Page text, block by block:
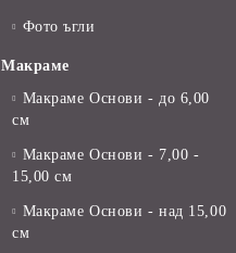
Фото ъгли
Макраме
Макраме Основи - до 6,00
см
Макраме Основи - 7,00 -
15,00 см
Макраме Основи - над 15,00
см